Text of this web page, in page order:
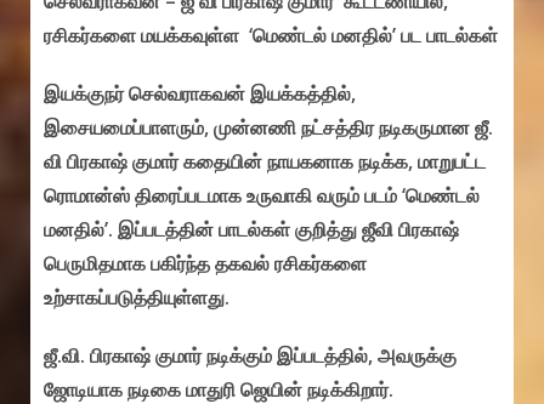
ரசிகர்களை மயக்கவுள்ள ‘மெண்டல் மனதில்’ பட பாடல்கள்
இயக்குநர் செல்வராகவன் இயக்கத்தில்,
இசையமைப்பாளரும், முன்னணி நட்சத்திர நடிகருமான ஜீ.
வி பிரகாஷ் குமார் கதையின் நாயகனாக நடிக்க, மாறுபட்ட
ரொமான்ஸ் திரைப்படமாக உருவாகி வரும் படம் ‘மெண்டல்
மனதில்’. இப்படத்தின் பாடல்கள் குறித்து ஜீவி பிரகாஷ்
பெருமிதமாக பகிர்ந்த தகவல் ரசிகர்களை
உற்சாகப்படுத்தியுள்ளது.
ஜீ.வி. பிரகாஷ் குமார் நடிக்கும் இப்படத்தில், அவருக்கு
ஜோடியாக நடிகை மாதுரி ஜெயின் நடிக்கிறார்.